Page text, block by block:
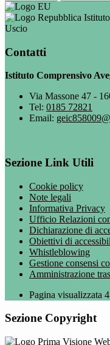
Uscio
Contatti
Istituto Comprensivo
Via Massone 47 -
Tel: 0185 72821
Email:
Sezione Link Utili
Cookie policy
Note legali
Informativa Privacy
Ufficio Relazioni
Dichiarazione di
Obiettivi di
Whistleblowing
Gestione consensi
Amministrazione
Pagina visualizzata
Sezione Copyright